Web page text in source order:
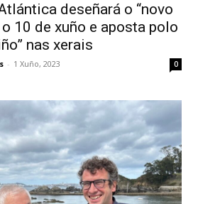
deseñará o “novo
o 10 de xuño e aposta polo
nas xerais
- 1 Xuño, 2023 0